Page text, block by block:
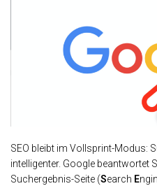
SEO bleibt im Vollsprint-Modus:
intelligenter. Google beantwortet
Suchergebnis-Seite (Search E